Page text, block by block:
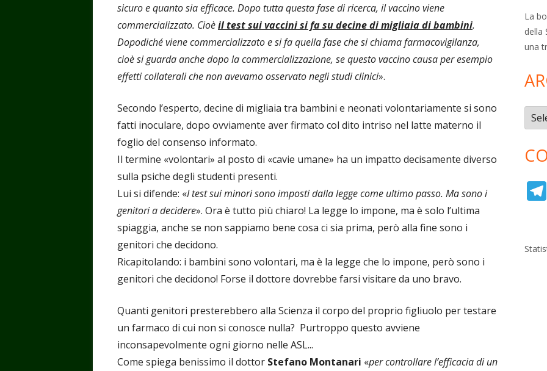
sicuro e quanto sia efficace. Dopo tutta questa fase di ricerca, il vaccino viene
commercializzato. Cioèil test sui vaccini si fa su decine di migliaia di bambini.
Dopodiché viene commercializzato e si fa quella fase che si chiama farmacovigilanza,
cioè si guarda anche dopo la commercializzazione, se questo vaccino causa per esempio
effetti collaterali che non avevamo osservato negli studi clinici».
Secondo l’esperto, decine di migliaia tra bambini e neonati volontariamente si sono
fatti inoculare, dopo ovviamente aver firmato col dito intriso nel latte materno il
foglio del consenso informato.
Il termine «volontari» al posto di «cavie umane» ha un impatto decisamente diverso
sulla psiche degli studenti presenti.
Lui si difende: «I test sui minori sono imposti dalla legge come ultimo passo. Ma sono i
genitori a decidere». Ora è tutto più chiaro! La legge lo impone, ma è solo l’ultima
spiaggia, anche se non sappiamo bene cosa ci sia prima, però alla fine sono i
genitori che decidono.
Ricapitolando: i bambini sono volontari, ma è la legge che lo impone, però sono i
genitori che decidono! Forse il dottore dovrebbe farsi visitare da uno bravo.
Quanti genitori presterebbero alla Scienza il corpo del proprio figliuolo per testare
un farmaco di cui non si conosce nulla? Purtroppo questo avviene
inconsapevolmente ogni giorno nelle ASL...
Come spiega benissimo il dottor Stefano Montanari «per controllare l’efficacia di un
La
della
una